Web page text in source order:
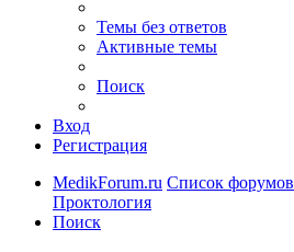
Темы без ответов
Активные темы
Поиск
Вход
Регистрация
MedikForum.ru Список форумов
Проктология
Поиск